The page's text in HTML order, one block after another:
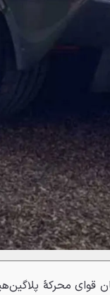
محرکهٔ